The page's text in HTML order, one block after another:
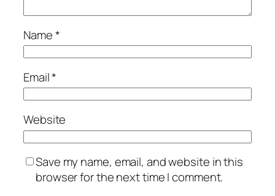
Name*
Email*
Website
Save my name, email, and website in this
browser for the next time I comment.